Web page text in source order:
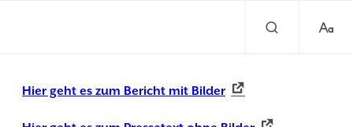
Hier geht es zum Bericht mit Bilder